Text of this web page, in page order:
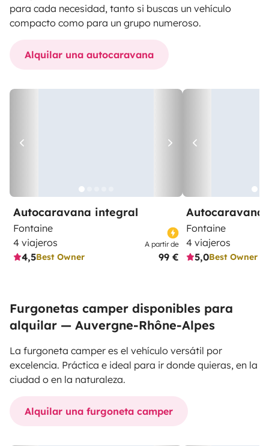
para cada necesidad, tanto si buscas un vehículo
compacto como para un grupo numeroso.
Alquilar una autocaravana
Autocaravana integral
Fontaine
4 viajeros
4,5Best Owner
A partir de
99 €
Autocaravana
Fontaine
4 viajeros
5,0Best Owner
Furgonetas camper disponibles para
alquilar — Auvergne-Rhône-Alpes
La furgoneta camper es el vehículo versátil por
excelencia. Práctica e ideal para ir donde quieras, en la
ciudad o en la naturaleza.
Alquilar una furgoneta camper